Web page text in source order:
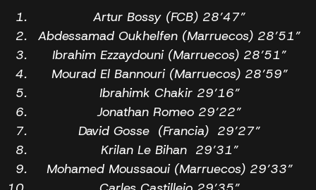
Artur Bossy (FCB) 28’47”
Abdessamad Oukhelfen (Marruecos) 28’51”
Ibrahim Ezzaydouni (Marruecos) 28’51”
Mourad El Bannouri (Marruecos) 28’59”
Ibrahimk Chakir 29’16”
Jonathan Romeo 29’22”
David Gosse (Francia) 29’27”
Krilan Le Bihan 29’31”
Mohamed Moussaoui (Marruecos) 29’33”